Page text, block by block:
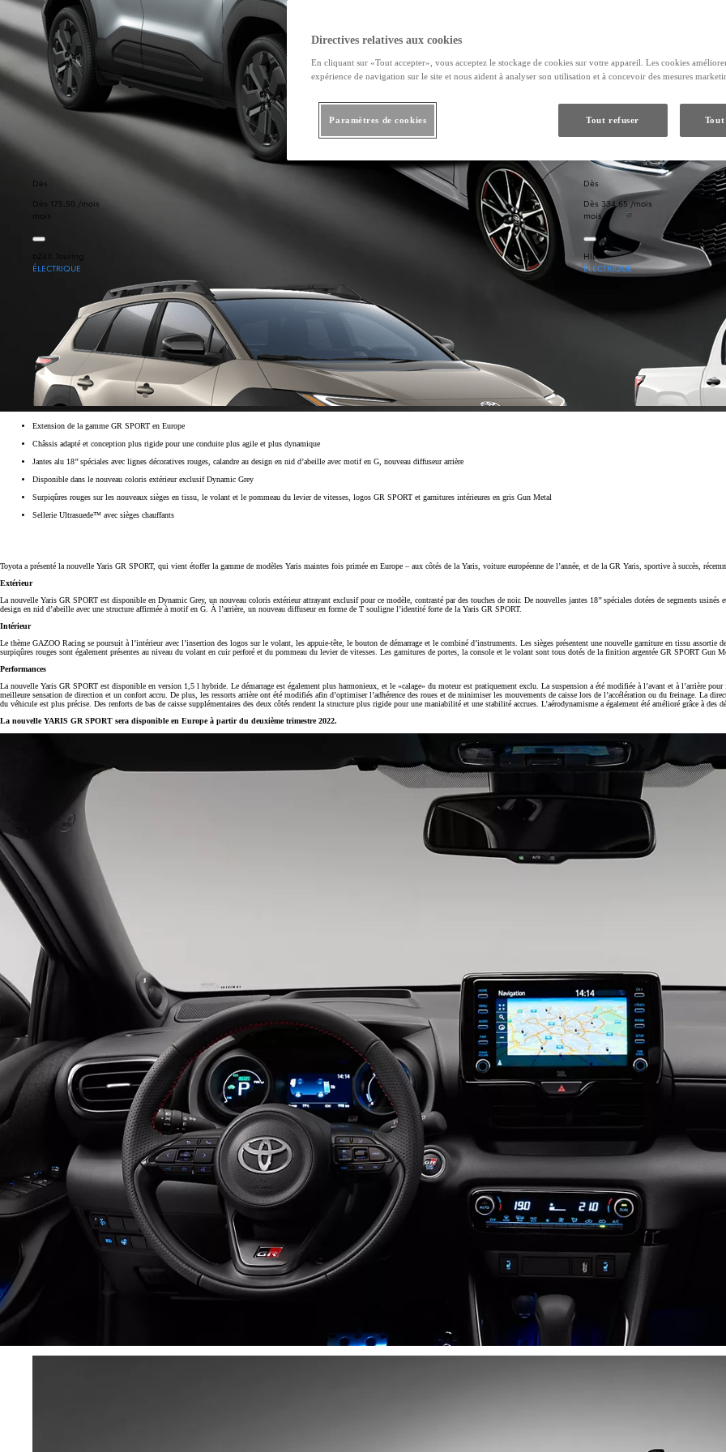
Dès
Dès 175.50 /mois
mois
Dès
Dès 334.65 /mois
mois
bZ4X Touring
ÉLECTRIQUE
Dès 376.60 /mois
Hilux
ÉLECTRIQUE
Yaris
Dès
Dès 97.50 /mois
Dès
Dès 78.40 /mois
mois
Corolla Touring Sports
HYBRIDE
Corolla Cross
HYBRIDE
Extension de la gamme GR SPORT en Europe
Châssis adapté et conception plus rigide pour une conduite plus agile et plus dynamique
Jantes alu 18’’ spéciales avec lignes décoratives rouges, calandre au design en nid d’abeille avec motif en G, nouveau diffuseur arrière
Disponible dans le nouveau coloris extérieur exclusif Dynamic Grey
Surpiqûres rouges sur les nouveaux sièges en tissu, le volant et le pommeau du levier de vitesses, logos GR SPORT et garnitures intérieures en gris Gun Metal
Sellerie Ultrasuede™ avec sièges chauffants
Toyota a présenté la nouvelle Yaris GR SPORT, qui vient étoffer la gamme de modèles Yaris maintes fois primée en Europe – aux côtés de la Yaris, voiture européenne de l’année, et de la GR Yaris, sportive à succès,
Extérieur
La nouvelle Yaris GR SPORT est disponible en Dynamic Grey, un nouveau coloris extérieur attrayant exclusif pour ce modèle, contrasté par des touches de noir. De nouvelles jantes 18’’ spéciales dotées de segments
design en nid d’abeille avec une structure affirmée à motif en G. À l’arrière, un nouveau diffuseur en forme de T souligne l’identité forte de la Yaris GR SPORT.
Intérieur
Le thème GAZOO Racing se poursuit à l’intérieur avec l’insertion des logos sur le volant, les appuie-tête, le bouton de démarrage et le combiné d’instruments. Les sièges présentent une nouvelle garniture en tissu
surpiqûres rouges sont également présentes au niveau du volant en cuir perforé et du pommeau du levier de vitesses. Les garnitures de portes, la console et le volant sont tous dotés de la finition argentée GR SPORT Gun
Performances
La nouvelle Yaris GR SPORT est disponible en version 1,5 l hybride. Le démarrage est également plus harmonieux, et le «calage» du moteur est pratiquement exclu. La suspension a été modifiée à l’avant et à l’arrière
meilleure sensation de direction et un confort accru. De plus, les ressorts arrière ont été modifiés afin d’optimiser l’adhérence des roues et de minimiser les mouvements de caisse lors de l’accélération ou du freinage. La
du véhicule est plus précise. Des renforts de bas de caisse supplémentaires des deux côtés rendent la structure plus rigide pour une maniabilité et une stabilité accrues. L’aérodynamisme a également été amélioré grâce à des
La nouvelle YARIS GR SPORT sera disponible en Europe à partir du deuxième trimestre 2022.
Directives relatives aux cookies
En cliquant sur «Tout accepter», vous acceptez le stockage de cookies sur votre appareil. Les cookies
expérience de navigation sur le site et nous aident à analyser son utilisation et à concevoir des mesures
Tout refuser Tout
Paramètres de cookies